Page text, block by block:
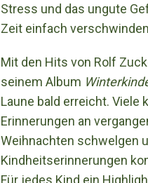
Stress und das ungute
Zeit einfach
Mit den Hits von Rolf
seinem Album
Laune bald erreicht. Viele
Erinnerungen an
Weihnachten schwelgen
Kindheitserinnerungen
Für jedes Kind ein